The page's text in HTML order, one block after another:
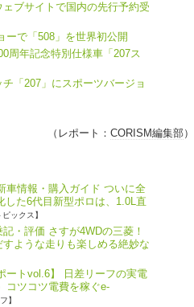
ブサイトで国内の先行予約受
ーで「508」を世界初公開
周年記念特別仕様車「207ス
「207」にスポーツバージョ
（レポート： CORISM編集部）
車情報・購入ガイド ついに全
した6代目新型ポロは、1.0L直
ックス】
・評価 さすが4WDの三菱！
ような走りも楽しめる絶妙な
ートvol.6】 日差リーフの実電
コツコツ電費を稼ぐe-
】